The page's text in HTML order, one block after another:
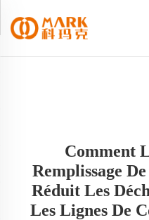
Comment
Remplissage
Réduit Les
Les Lignes De